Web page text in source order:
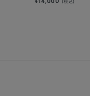
(税込)